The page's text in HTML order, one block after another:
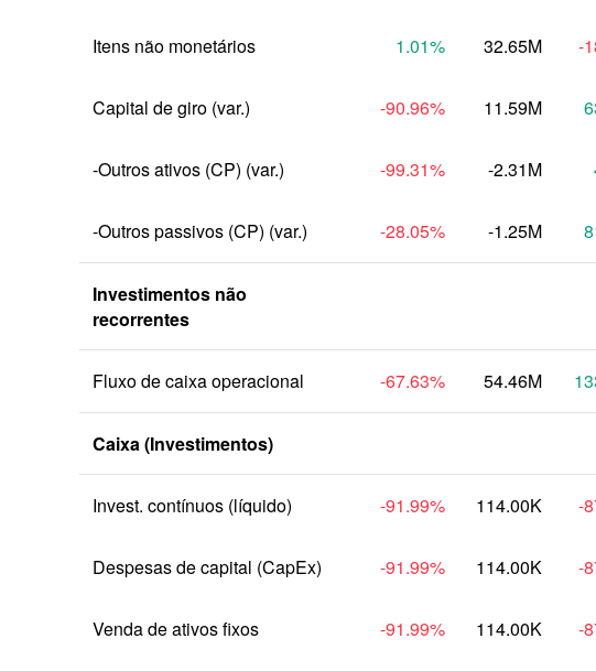
Itens não monetários 1.01% 32.65M -
Capital de giro (var.) -90.96% 11.59M
-Outros ativos (CP) (var.) -99.31% -2.31M
-Outros passivos (CP) (var.) -28.05% -1.25M
Investimentos não
recorrentes
Fluxo de caixa operacional -67.63% 54.46M
Caixa (Investimentos)
Invest. contínuos (líquido) -91.99% 114.00K -
Despesas de capital (CapEx) -91.99% 114.00K -
Venda de ativos fixos -91.99% 114.00K -